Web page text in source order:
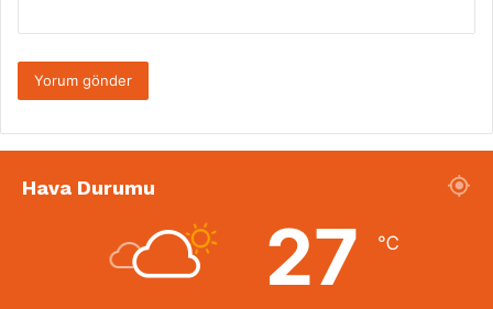
Hava Durumu
27 ℃